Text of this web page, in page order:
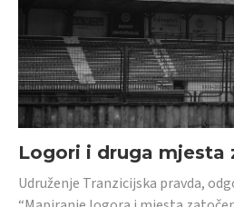
Logori i druga mjesta
Udruženje Tranzicijska pravda,